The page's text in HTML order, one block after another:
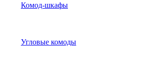
Комод-шкафы
Угловые комоды